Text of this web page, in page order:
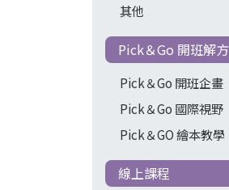
其他
Pick＆Go 開班解方
Pick＆Go 開班企畫
Pick＆Go 國際視野
Pick＆GO 繪本教學
線上課程